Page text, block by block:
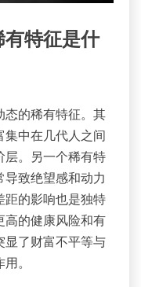
有特征是什
态的稀有特征。其
集中在几代人之间
层。另一个稀有特
致绝望感和动力
距的影响也是独特
高的健康风险和有
显了财富不平等与
。